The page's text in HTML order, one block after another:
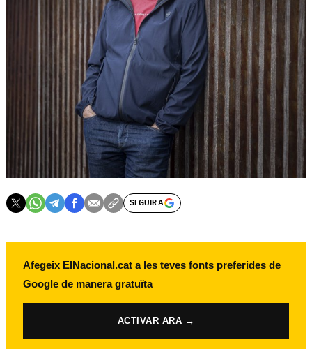
SEGUIR A
Afegeix ElNacional.cat a les teves fonts preferides de
Google de manera gratuïta
ACTIVAR ARA →